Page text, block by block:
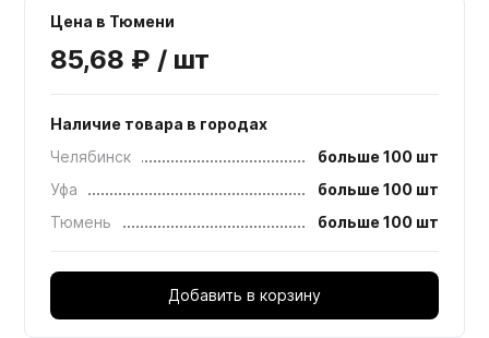
Цена в Тюмени
85,68 ₽ / шт
Наличие товара в городах
Челябинск
больше 100 шт
Уфа
больше 100 шт
Тюмень
больше 100 шт
Добавить в корзину